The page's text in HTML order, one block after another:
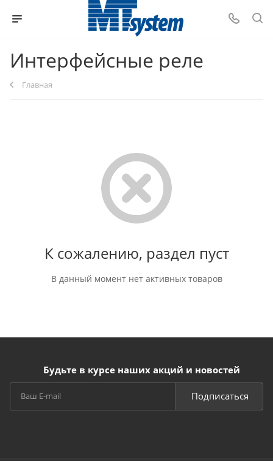
Интерфейсные реле
Главная
К сожалению, раздел пуст
В данный момент нет активных товаров
Будьте в курсе наших акций и новостей
Подписаться